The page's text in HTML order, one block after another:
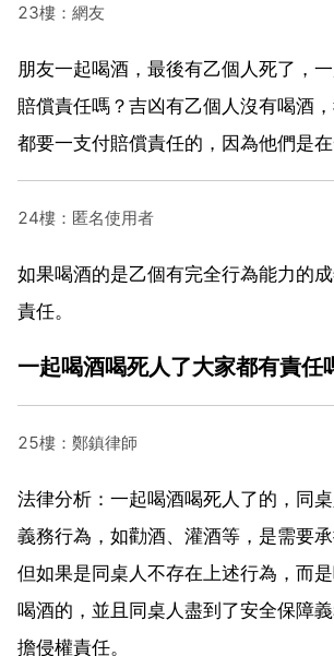
23樓：網友
朋友一起喝酒，最後有乙個人死了，
賠償責任嗎？吉凶有乙個人沒有喝酒
都要一支付賠償責任的，因為他們是在
24樓：匿名使用者
如果喝酒的是乙個有完全行為能力的
責任。
一起喝酒喝死人了大家都有責任
25樓：鄭鎮律師
法律分析：一起喝酒喝死人了的，同
義務行為，如勸酒、灌酒等，是需要承
但如果是同桌人不存在上述行為，而
喝酒的，並且同桌人盡到了安全保障
擔侵權責任。